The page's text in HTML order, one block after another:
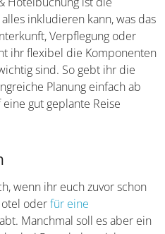
planen
Hotelbuchung ist die
inkludieren kann, was
Unterkunft, Verpflegung
könnt ihr flexibel die
im Urlaub wichtig sind.
dennoch auf eine gut